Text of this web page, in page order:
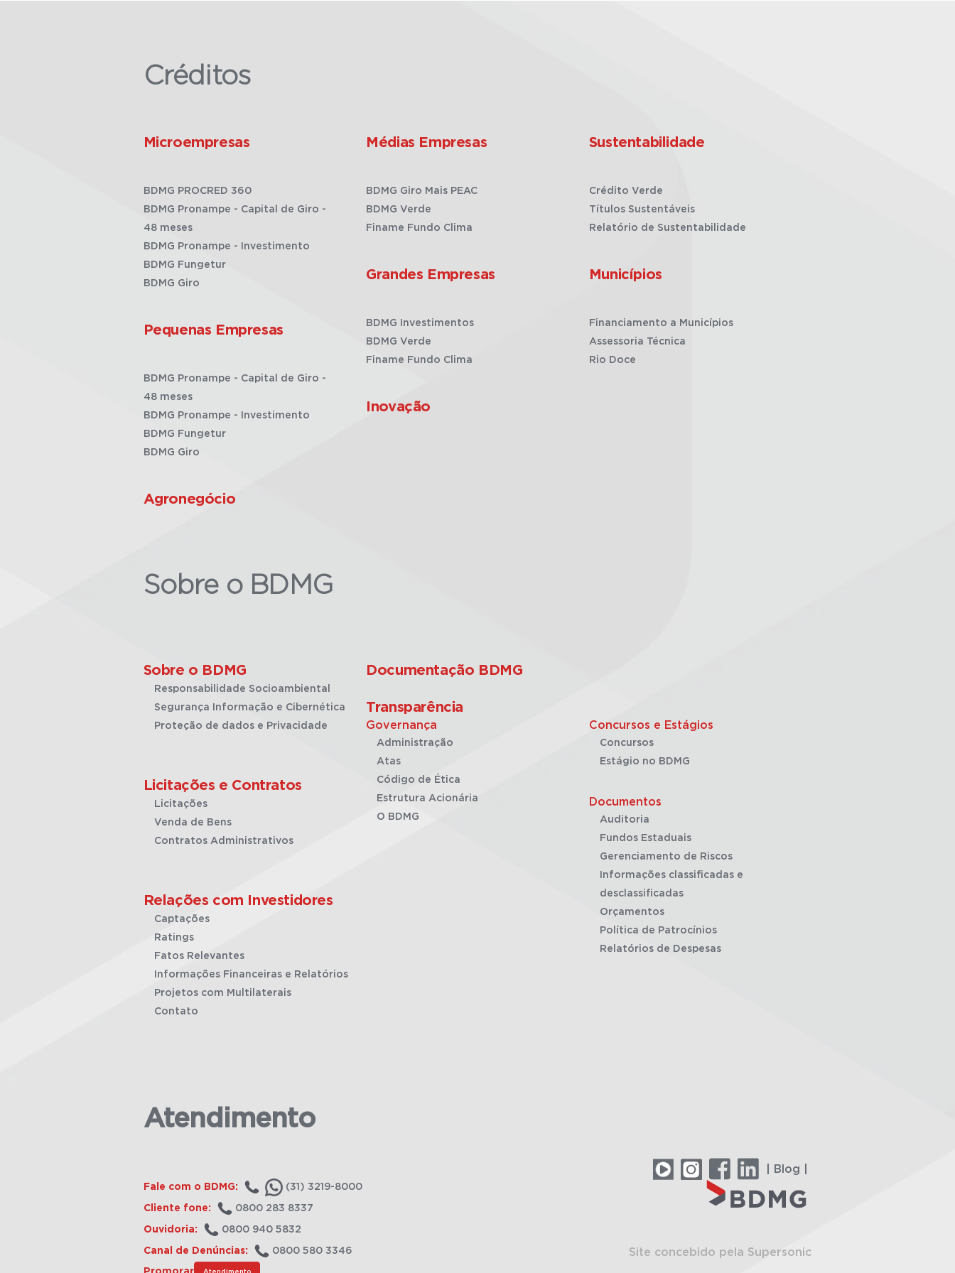
Créditos
Microempresas
BDMG PROCRED 360
BDMG Pronampe - Capital de Giro -
48 meses
BDMG Pronampe - Investimento
BDMG Fungetur
BDMG Giro
Pequenas Empresas
BDMG Pronampe - Capital de Giro -
48 meses
BDMG Pronampe - Investimento
BDMG Fungetur
BDMG Giro
Agronegócio
Médias Empresas
BDMG Giro Mais PEAC
BDMG Verde
Finame Fundo Clima
Grandes Empresas
BDMG Investimentos
BDMG Verde
Finame Fundo Clima
Inovação
Sustentabilidade
Crédito Verde
Títulos Sustentáveis
Relatório de Sustentabilidade
Municípios
Financiamento a Municípios
Assessoria Técnica
Rio Doce
Sobre o BDMG
Sobre o BDMG
Responsabilidade Socioambiental
Segurança Informação e Cibernética
Proteção de dados e Privacidade
Licitações e Contratos
Licitações
Venda de Bens
Contratos Administrativos
Relações com Investidores
Captações
Ratings
Fatos Relevantes
Informações Financeiras e Relatórios
Projetos com Multilaterais
Contato
Documentação BDMG
Transparência
Governança
Administração
Atas
Código de Ética
Estrutura Acionária
O BDMG
Concursos e Estágios
Concursos
Estágio no BDMG
Documentos
Auditoria
Fundos Estaduais
Gerenciamento de Riscos
Informações classificadas e
desclassificadas
Orçamentos
Política de Patrocínios
Relatórios de Despesas
Atendimento
Fale com o BDMG: (31) 3219-8000
Cliente fone: 0800 283 8337
Ouvidoria: 0800 940 5832
Canal de Denúncias: 0800 580 3346
Atendimento
| Blog |
Site concebido pela Supersonic